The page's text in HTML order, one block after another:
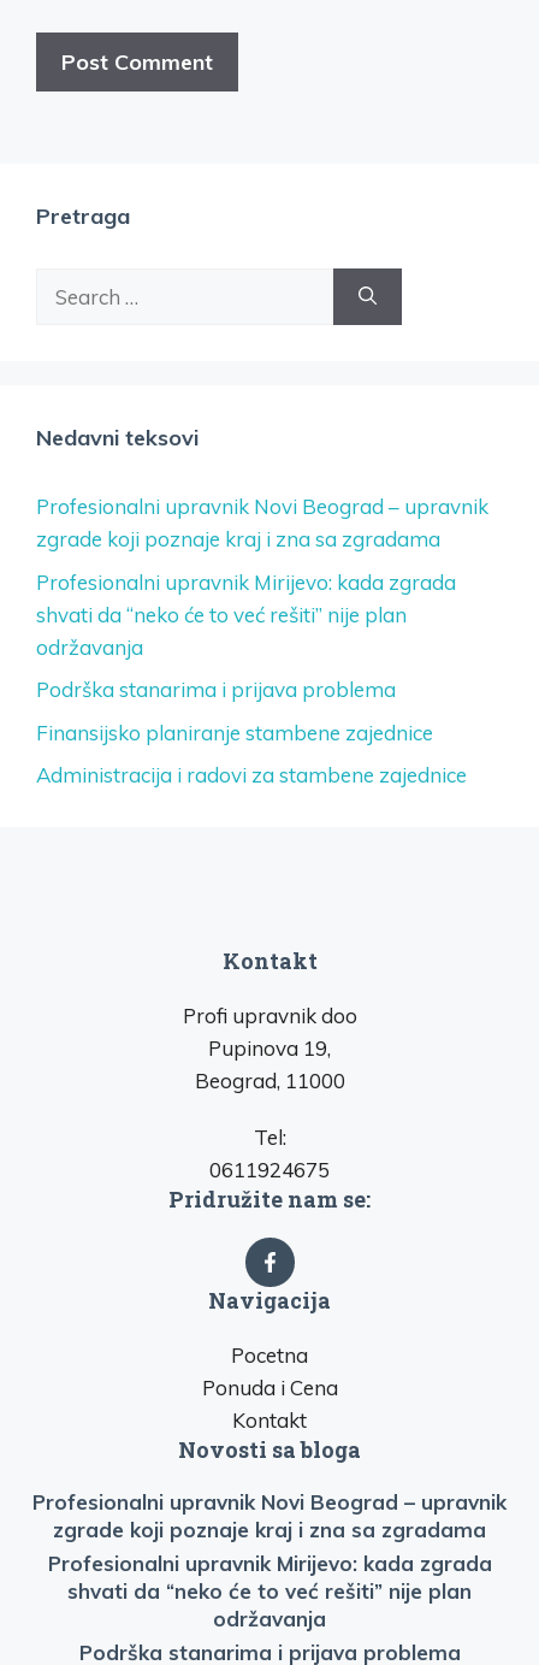
Pretraga
Nedavni teksovi
Profesionalni upravnik Novi Beograd – upravnik
zgrade koji poznaje kraj i zna sa zgradama
Profesionalni upravnik Mirijevo: kada zgrada
shvati da “neko će to već rešiti” nije plan
održavanja
Podrška stanarima i prijava problema
Finansijsko planiranje stambene zajednice
Administracija i radovi za stambene zajednice
Kontakt
Profi upravnik doo
Pupinova 19,
Beograd, 11000
Tel:
0611924675
Pridružite nam se:
Navigacija
Pocetna
Ponuda i Cena
Kontakt
Novosti sa bloga
Profesionalni upravnik Novi Beograd – upravnik
zgrade koji poznaje kraj i zna sa zgradama
Profesionalni upravnik Mirijevo: kada zgrada
shvati da “neko će to već rešiti” nije plan
održavanja
Podrška stanarima i prijava problema